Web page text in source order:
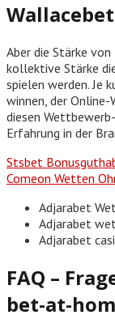
Aber die Stärke
kollektive Stärke
spielen werden. Je
winnen, der
diesen
Erfahrung in der
Stsbet
Comeon Wetten
Adjarabet
Adjarabet
Adjarabet
FAQ –
bet-at-